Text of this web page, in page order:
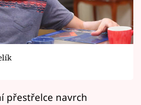
Karlovy Vary
přestřelce navrch